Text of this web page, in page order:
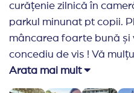
curățenie zilnică în
parkul minunat pt copii.
mâncarea foarte bună și variata
concediu de vis ! Vă
vacanță minunată !
Arata mai mult